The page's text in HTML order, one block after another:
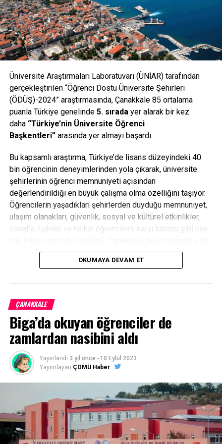
Üniversite Araştırmaları Laboratuvarı (ÜNİAR) tarafından
gerçekleştirilen “Öğrenci Dostu Üniversite Şehirleri
(ÖDÜŞ)-2024” araştırmasında, Çanakkale 85 ortalama
puanla Türkiye genelinde 5. sıradayer alarak bir kez
daha “Türkiye’nin Üniversite Öğrenci
Başkentleri”arasında yer almayı başardı.
Bu kapsamlı araştırma, Türkiye’de lisans düzeyindeki 40
bin öğrencinin deneyimlerinden yola çıkarak, üniversite
şehirlerinin öğrenci memnuniyeti açısından
değerlendirildiği en büyük çalışma olma özelliğini taşıyor.
Öğrencilerin yaşadıkları şehirlerden duyduğu memnuniyet,
ulaşım olanakları, güvenlik, sosyal ve kültürel etkinlikler,
esnafla ilişkiler ve halkın öğrencilere karşı tutumu gibi pek
ettiği yüksek memnuniyet düzeyiyle A+ seviyesinde yer
Facebook
Mastodon
EmailShare
OKUMAYA DEVAM ET
ÇANAKKALE
Biga’da okuyan öğrenciler de
zamlardan nasibini aldı
Yayınlandı 3 yıl önce - 10 Eylül 2023
Yayımlayan ÇOMÜ Haber